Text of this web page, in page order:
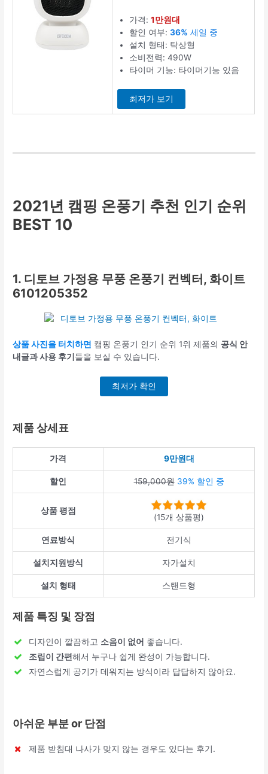
가격:1만원대
할인 여부:36% 세일 중
설치 형태: 탁상형
소비전력: 490W
타이머 기능: 타이머기능 있음
최저가 보기
2021년 캠핑 온풍기 추천 인기 순위
BEST 10
1. 디토브 가정용 무풍 온풍기 컨벡터, 화이트
6101205352
상품 사진을 터치하면 캠핑 온풍기 인기 순위 1위 제품의 공식 안
내글과 사용 후기 들을 보실 수 있습니다.
최저가 확인
제품 상세표
가격 9만원대
할인 159,000원 39% 할인 중
상품 평점
(15개 상품평)
연료방식 전기식
설치지원방식 자가설치
설치 형태 스탠드형
제품 특징 및 장점
디자인이 깔끔하고 소음이 없어 좋습니다.
조립이 간편해서 누구나 쉽게 완성이 가능합니다.
자연스럽게 공기가 데워지는 방식이라 답답하지 않아요.
아쉬운 부분 or 단점
제품 받침대 나사가 맞지 않는 경우도 있다는 후기.